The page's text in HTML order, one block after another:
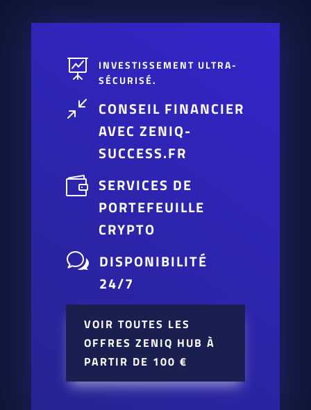

INVESTISSEMENT ULTRA-
SÉCURISÉ.
/
CONSEIL FINANCIER
AVEC ZENIQ-
SUCCESS.FR
 SERVICES DE
PORTEFEUILLE
CRYPTO
w DISPONIBILITÉ
24/7
VOIR TOUTES LES
OFFRES ZENIQ HUB À
PARTIR DE 100 €